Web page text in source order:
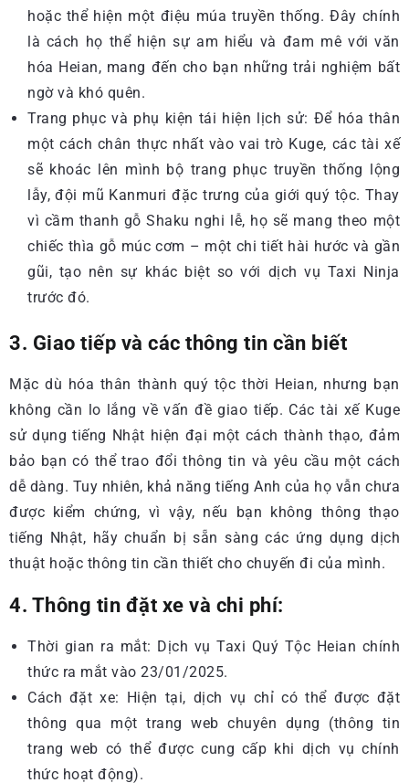
hoặc thể hiện một điệu múa truyền thống. Đây chính
là cách họ thể hiện sự am hiểu và đam mê với văn
hóa Heian, mang đến cho bạn những trải nghiệm bất
ngờ và khó quên.
Trang phục và phụ kiện tái hiện lịch sử: Để hóa thân
một cách chân thực nhất vào vai trò Kuge, các tài xế
sẽ khoác lên mình bộ trang phục truyền thống lộng
lẫy, đội mũ Kanmuri đặc trưng của giới quý tộc. Thay
vì cầm thanh gỗ Shaku nghi lễ, họ sẽ mang theo một
chiếc thìa gỗ múc cơm – một chi tiết hài hước và gần
gũi, tạo nên sự khác biệt so với dịch vụ Taxi Ninja
trước đó.
3. Giao tiếp và các thông tin cần biết
Mặc dù hóa thân thành quý tộc thời Heian, nhưng bạn
không cần lo lắng về vấn đề giao tiếp. Các tài xế Kuge
sử dụng tiếng Nhật hiện đại một cách thành thạo, đảm
bảo bạn có thể trao đổi thông tin và yêu cầu một cách
dễ dàng. Tuy nhiên, khả năng tiếng Anh của họ vẫn chưa
được kiểm chứng, vì vậy, nếu bạn không thông thạo
tiếng Nhật, hãy chuẩn bị sẵn sàng các ứng dụng dịch
thuật hoặc thông tin cần thiết cho chuyến đi của mình.
4. Thông tin đặt xe và chi phí:
Thời gian ra mắt: Dịch vụ Taxi Quý Tộc Heian chính
thức ra mắt vào 23/01/2025.
Cách đặt xe: Hiện tại, dịch vụ chỉ có thể được đặt
thông qua một trang web chuyên dụng (thông tin
trang web có thể được cung cấp khi dịch vụ chính
thức hoạt động).